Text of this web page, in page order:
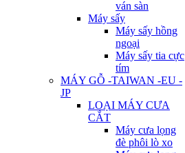
ván sàn
Máy sấy
Máy sấy hồng
ngoại
Máy sấy tia cực
tím
MÁY GỖ -TAIWAN -EU -
JP
LOẠI MÁY CƯA
CẮT
Máy cưa lọng
đè phôi lò xo